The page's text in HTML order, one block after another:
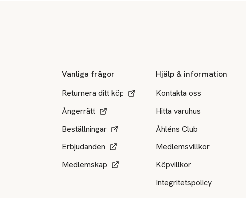
Vanliga frågor
Returnera ditt köp
Ångerrätt
Beställningar
Erbjudanden
Medlemskap
Hjälp & information
Kontakta oss
Hitta varuhus
Åhléns Club
Medlemsvillkor
Köpvillkor
Integritetspolicy